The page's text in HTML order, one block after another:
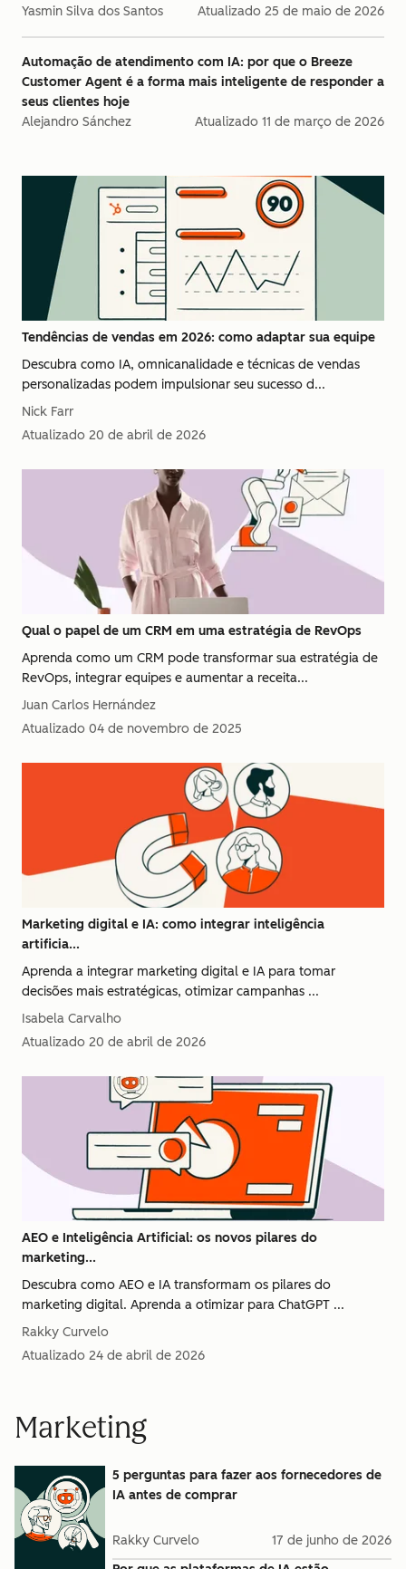
Yasmin Silva dos Santos
Atualizado 25 de maio de 2026
Automação de atendimento com IA: por que o Breeze
Customer Agent é a forma mais inteligente de responder a
seus clientes hoje
Alejandro Sánchez
Atualizado 11 de março de 2026
Tendências de vendas em 2026: como adaptar sua equipe
Descubra como IA, omnicanalidade e técnicas de vendas
personalizadas podem impulsionar seu sucesso d...
Nick Farr
Atualizado 20 de abril de 2026
Qual o papel de um CRM em uma estratégia de RevOps
Aprenda como um CRM pode transformar sua estratégia de
RevOps, integrar equipes e aumentar a receita...
Juan Carlos Hernández
Atualizado 04 de novembro de 2025
Marketing digital e IA: como integrar inteligência
artificia...
Aprenda a integrar marketing digital e IA para tomar
decisões mais estratégicas, otimizar campanhas ...
Isabela Carvalho
Atualizado 20 de abril de 2026
AEO e Inteligência Artificial: os novos pilares do
marketing...
Descubra como AEO e IA transformam os pilares do
marketing digital. Aprenda a otimizar para ChatGPT ...
Rakky Curvelo
Atualizado 24 de abril de 2026
Marketing
5 perguntas para fazer aos fornecedores de
IA antes de comprar
Rakky Curvelo
17 de junho de 2026